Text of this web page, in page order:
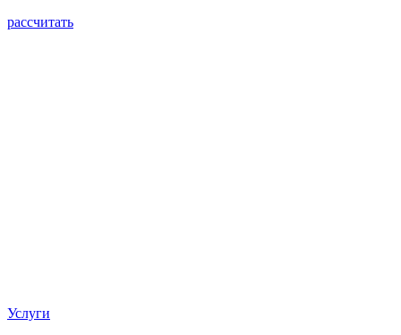
рассчитать
Услуги